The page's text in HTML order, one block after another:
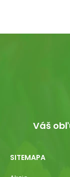
Váš
SITEMAPA